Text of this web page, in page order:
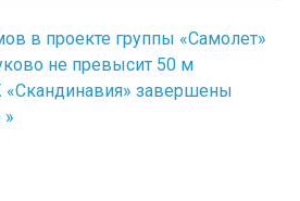
в проекте группы «Самолет»
не превысит 50 м
завершены